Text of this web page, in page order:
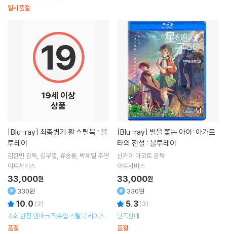
일시품절
[Blu-ray]
루레이
김한민 감독 김무열 류승룡 박해일 주연
아트서비스
33,000원
330원
10.0 (2)
초회 한정 덴마크 직수입 스틸북 케이스
품절
[Blu-ray]
타의 전설 : 블루레이
신카이 마코토 감독
아트서비스
33,000원
330원
5.3(3)
단독판매
품절